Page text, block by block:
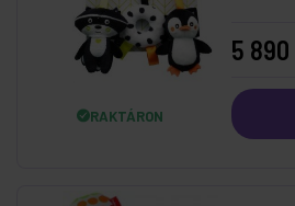
RAKTÁRON
5